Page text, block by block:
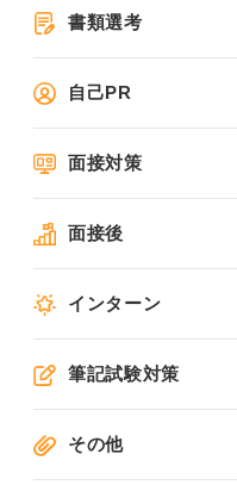
書類選考
自己PR
面接対策
面接後
インターン
筆記試験対策
その他